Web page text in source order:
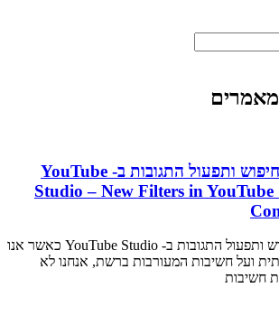
פילטרים חדשים לחיפוש ותפעול התגובות ב- YouTube
Studio – New Filters in
פילטרים חדשים לחיפוש ותפעול התגובות ב- YouTube Studio כאשר אנו
ועל חשיבות המעורבות ברשת, אנחנו לא
חשיבות